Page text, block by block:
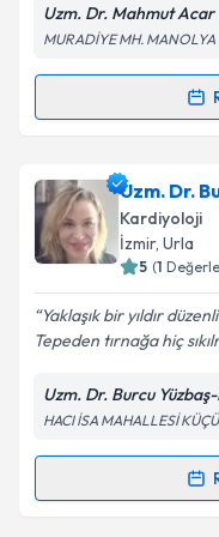
Uzm. Dr. Mahmut Acar
MURADİYE MH.
Randevu
Uzm. Dr.
oluşturun. Size bu
takvim
Kişisel
Metni'ni
kapsamda
Uzm. Dr.
Kardiyoloji
İzmir, Urla
5 (1
Yaklaşık bir yıldır
Tepeden tırnağa hiç
Uzm. Dr. Burcu
HACI İSA MAHALLESİ
Randevu